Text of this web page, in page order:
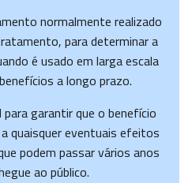
normalmente realizado
para determinar a
é usado em larga escala
a longo prazo.
garantir que o benefício
quaisquer eventuais efeitos
podem passar vários anos
ao público.